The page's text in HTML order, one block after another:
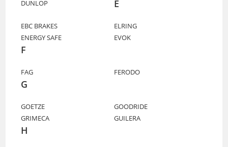
DUNLOP
E
EBC BRAKES
ELRING
ENERGY SAFE
EVOK
F
FAG FERODO
G
GOETZE
GOODRIDE
GRIMECA
GUILERA
H